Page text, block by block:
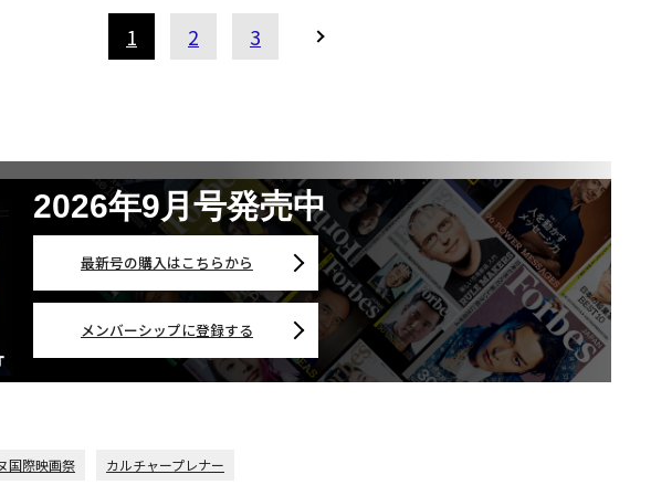
1 2 3
2026年9月号発売中
最新号の購入はこちらから
メンバーシップに登録する
国際映画祭 カルチャープレナー